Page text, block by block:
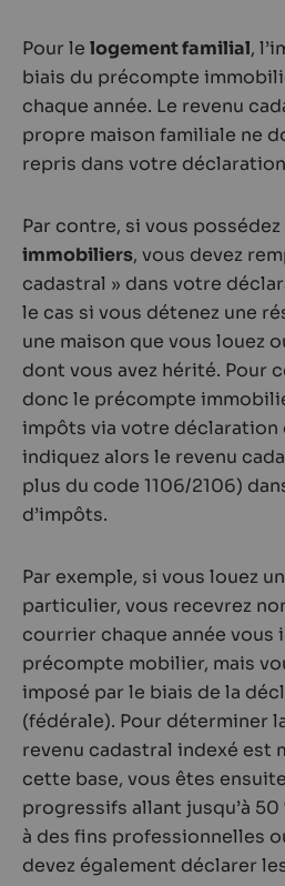
Pour le logement familial,
biais du précompte
chaque année. Le revenu
propre maison familiale ne
repris dans votre
Par contre, si vous possédez
immobiliers, vous devez
cadastral » dans votre
le cas si vous détenez une
une maison que vous louez
dont vous avez hérité. Pour
donc le précompte
impôts via votre déclaration
indiquez alors le revenu
plus du code 1106/2106)
d’impôts.
Par exemple, si vous louez
particulier, vous recevrez
courrier chaque année vous
précompte mobilier, mais
imposé par le biais de la
(fédérale). Pour déterminer
revenu cadastral indexé est
cette base, vous êtes
progressifs allant jusqu’à 50
à des fins professionnelles
devez également déclarer